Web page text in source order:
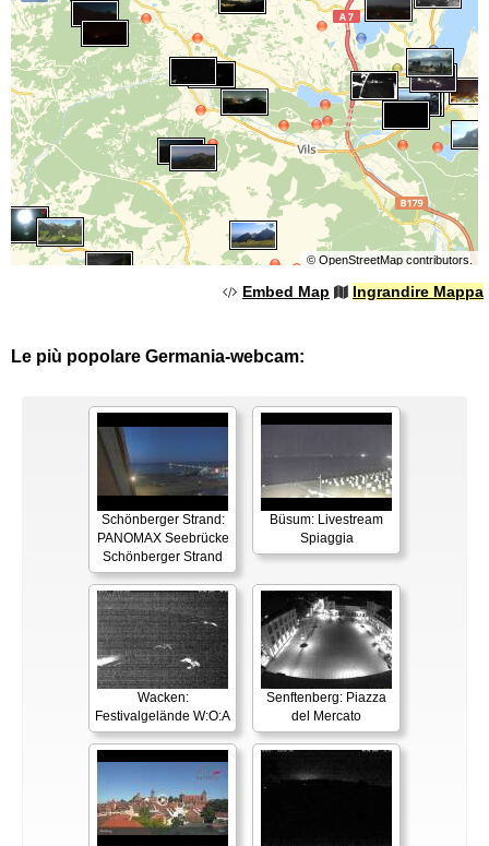
© OpenStreetMapcontributors.
Embed Map Ingrandire Mappa
Le più popolare Germania-webcam:
Schönberger Strand:
PANOMAX Seebrücke
Schönberger Strand
Büsum: Livestream
Spiaggia
Wacken:
Festivalgelände W:O:A
Senftenberg: Piazza
del Mercato